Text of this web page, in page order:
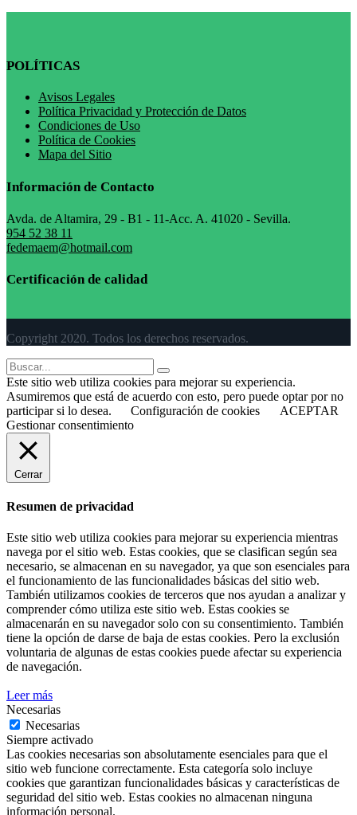
POLÍTICAS
Avisos Legales
Política Privacidad y Protección de Datos
Condiciones de Uso
Política de Cookies
Mapa del Sitio
Información de Contacto
Avda. de Altamira, 29 - B1 - 11-Acc. A. 41020 - Sevilla.
954 52 38 11
fedemaem@hotmail.com
Certificación de calidad
Copyright 2020. Todos los derechos reservados.
Este sitio web utiliza cookies para mejorar su experiencia.
Asumiremos que está de acuerdo con esto, pero puede optar por no
participar si lo desea.
Configuración de cookies
ACEPTAR
Gestionar consentimiento
Cerrar
Resumen de privacidad
Este sitio web utiliza cookies para mejorar su experiencia mientras
navega por el sitio web. Estas cookies, que se clasifican según sea
necesario, se almacenan en su navegador, ya que son esenciales para
el funcionamiento de las funcionalidades básicas del sitio web.
También utilizamos cookies de terceros que nos ayudan a analizar y
comprender cómo utiliza este sitio web. Estas cookies se
almacenarán en su navegador solo con su consentimiento. También
tiene la opción de darse de baja de estas cookies. Pero la exclusión
voluntaria de algunas de estas cookies puede afectar su experiencia
de navegación.
Leer más
Necesarias
Necesarias
Siempre activado
Las cookies necesarias son absolutamente esenciales para que el
sitio web funcione correctamente. Esta categoría solo incluye
cookies que garantizan funcionalidades básicas y características de
seguridad del sitio web. Estas cookies no almacenan ninguna
información personal.